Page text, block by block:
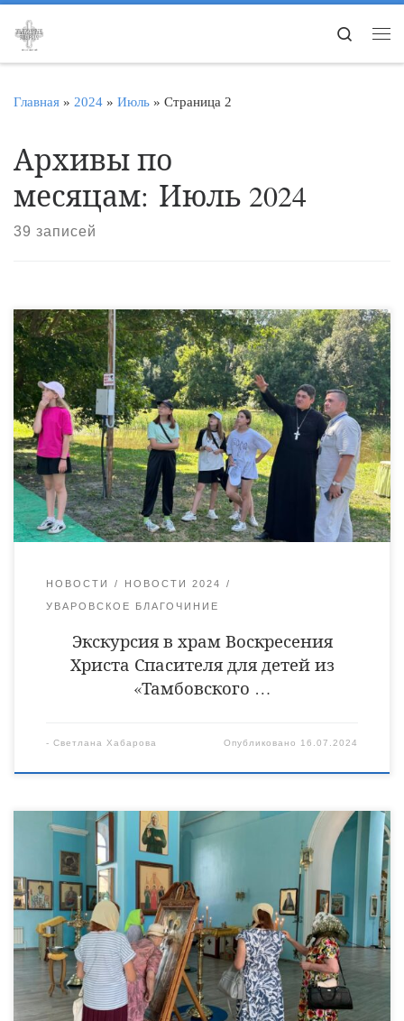
Перейти к содержимому
Search
Главная » 2024 » Июль » Страница 2
Архивы по
месяцам: Июль 2024
39 записей
15 июля Старую Ольшанку посетили ребята, отдыхающие в
летнем лагере «Тамбовский Артек». Настоятель церкви
Воскресения Христа Спасителя священник Ярослав
Кравченко показал детям и взрослым храм, рассказал об
истории его создания и постепенной реставрации. Дети
задавали вопросы, на которые отец Ярослав охотно ответил.
Гостей очень удивила история храма и семьи Воейковых-
Поленовых, а также уникальная архитектура […]
НОВОСТИ НОВОСТИ 2024
УВАРОВСКОЕ БЛАГОЧИНИЕ
Экскурсия в храм Воскресения
Христа Спасителя для детей из
«Тамбовского …
- Светлана Хабарова Опубликовано 16.07.2024
15 июля руководство, специалисты, подопечные отделения
дневного пребывания для граждан пожилого возраста и
инвалидов ТОГБУ СОН «Центр социальных услуг для
населения города Кирсанова и Кирсановского района»
посетили Архиерейское подворье Тихвинского храма города
Кирсанова. В духовно-просветительском центре
«Возрождение» присутствующие побывали на экскурсии,
проведенной Валентиной Тютиковой, сотрудницей
Кирсановского краеведческого музея, в ходе которой узнали о